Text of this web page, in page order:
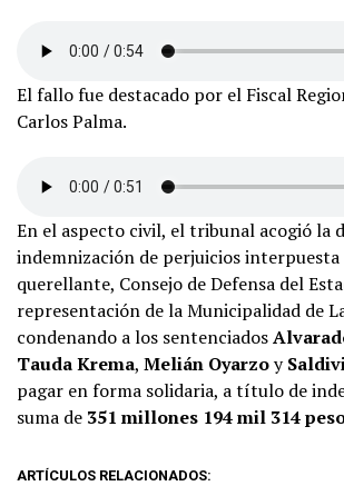
El fallo fue destacado por el Fiscal
Carlos Palma.
En el aspecto civil, el tribunal acogió la
indemnización de perjuicios
querellante, Consejo de Defensa del
representación de la Municipalidad de
condenando a los sentenciados
Tauda Krema, Melián Oyarzoy
pagar en forma solidaria, a título de
suma de 351 millones 194 mil 314
ARTÍCULOS RELACIONADOS: